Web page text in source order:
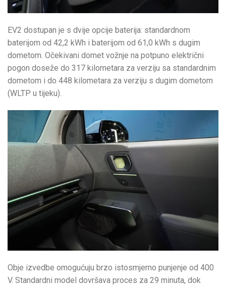
EV2 dostupan je s dvije opcije baterija: standardnom
baterijom od 42,2 kWh i baterijom od 61,0 kWh s dugim
dometom. Očekivani domet vožnje na potpuno električni
pogon doseže do 317 kilometara za verziju sa standardnim
dometom i do 448 kilometara za verziju s dugim dometom
(WLTP u tijeku).
Obje izvedbe omogućuju brzo istosmjerno punjenje od 400
V. Standardni model dovršava proces za 29 minuta, dok